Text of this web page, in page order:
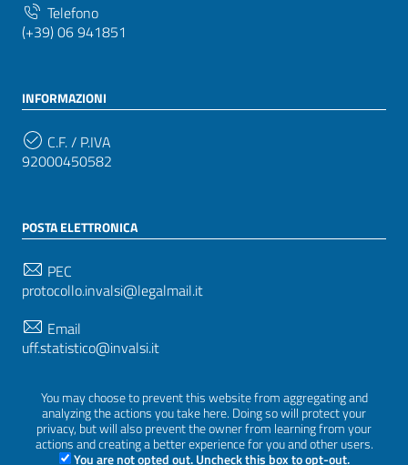
You may choose to prevent this website from aggregating and
analyzing the actions you take here. Doing so will protect your
privacy, but will also prevent the owner from learning from your
actions and creating a better experience for you and other users.
You are not opted out. Uncheck this box to opt-out.
Telefono
(+39) 06 941851
INFORMAZIONI
C.F. / P.IVA
92000450582
POSTA ELETTRONICA
PEC
protocollo.invalsi@legalmail.it
Email
uff.statistico@invalsi.it
restituzione.dati@invalsi.it